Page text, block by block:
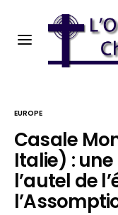
EUROPE
Casale
Italie) :
l’autel de